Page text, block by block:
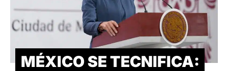
MÉXICO SE TECNIFICA: